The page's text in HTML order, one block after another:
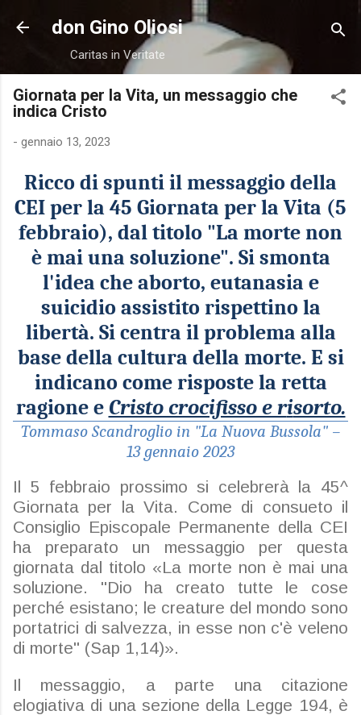
Passa ai contenuti principali
don Gino Oliosi
Caritas in Veritate
Giornata per la Vita, un messaggio che
indica Cristo
- gennaio 13, 2023
Ricco di spunti il messaggio della
CEI per la 45 Giornata per la Vita (5
febbraio), dal titolo "La morte non
è mai una soluzione". Si smonta
l'idea che aborto, eutanasia e
suicidio assistito rispettino la
libertà. Si centra il problema alla
base dellacultura della morte. E si
indicano come risposte la retta
ragione e Cristo crocifisso e risorto.
Tommaso Scandroglio in "La Nuova Bussola" –
13 gennaio 2023
Il 5 febbraio prossimo si celebrerà la 45^
Giornata per la Vita. Come di consueto il
Consiglio Episcopale Permanente della CEI
ha preparato un messaggio per questa
giornata dal titolo «La morte non è mai una
soluzione. "Dio ha creato tutte le cose
perché esistano; le creature del mondo sono
portatrici di salvezza, in esse non c'è veleno
di morte" (Sap 1,14)».
Il messaggio, a parte una citazione
elogiativa di una sezione della Legge 194, è